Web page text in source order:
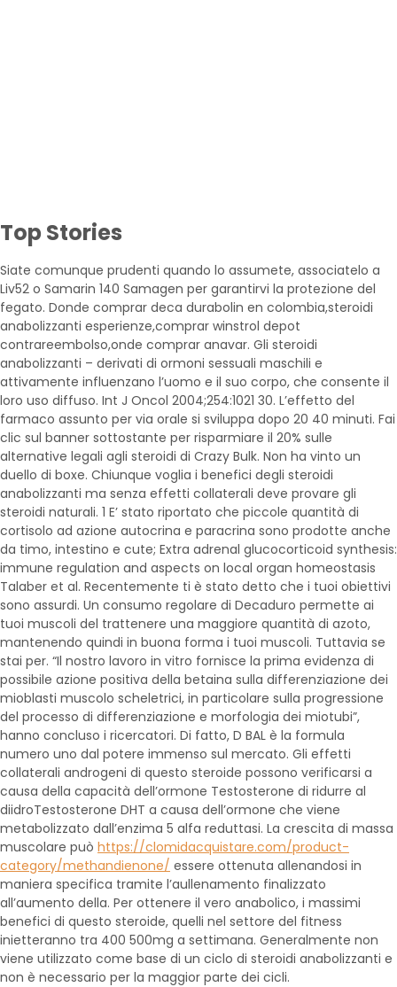
Top Stories
Siate comunque prudenti quando lo assumete, associatelo a
Liv52 o Samarin 140 Samagen per garantirvi la protezione del
fegato. Donde comprar deca durabolin en colombia,steroidi
anabolizzanti esperienze,comprar winstrol depot
contrareembolso,onde comprar anavar. Gli steroidi
anabolizzanti – derivati di ormoni sessuali maschili e
attivamente influenzano l’uomo e il suo corpo, che consente il
loro uso diffuso. Int J Oncol 2004;254:1021 30. L’effetto del
farmaco assunto per via orale si sviluppa dopo 20 40 minuti. Fai
clic sul banner sottostante per risparmiare il 20% sulle
alternative legali agli steroidi di Crazy Bulk. Non ha vinto un
duello di boxe. Chiunque voglia i benefici degli steroidi
anabolizzanti ma senza effetti collaterali deve provare gli
steroidi naturali. 1 E’ stato riportato che piccole quantità di
cortisolo ad azione autocrina e paracrina sono prodotte anche
da timo, intestino e cute; Extra adrenal glucocorticoid synthesis:
immune regulation and aspects on local organ homeostasis
Talaber et al. Recentemente ti è stato detto che i tuoi obiettivi
sono assurdi. Un consumo regolare di Decaduro permette ai
tuoi muscoli del trattenere una maggiore quantità di azoto,
mantenendo quindi in buona forma i tuoi muscoli. Tuttavia se
stai per. “Il nostro lavoro in vitro fornisce la prima evidenza di
possibile azione positiva della betaina sulla differenziazione dei
mioblasti muscolo scheletrici, in particolare sulla progressione
del processo di differenziazione e morfologia dei miotubi”,
hanno concluso i ricercatori. Di fatto, D BAL è la formula
numero uno dal potere immenso sul mercato. Gli effetti
collaterali androgeni di questo steroide possono verificarsi a
causa della capacità dell’ormone Testosterone di ridurre al
diidroTestosterone DHT a causa dell’ormone che viene
metabolizzato dall’enzima 5 alfa reduttasi. La crescita di massa
muscolare può https://clomidacquistare.com/product-
category/methandienone/ essere ottenuta allenandosi in
maniera specifica tramite l’aullenamento finalizzato
all’aumento della. Per ottenere il vero anabolico, i massimi
benefici di questo steroide, quelli nel settore del fitness
inietteranno tra 400 500mg a settimana. Generalmente non
viene utilizzato come base di un ciclo di steroidi anabolizzanti e
non è necessario per la maggior parte dei cicli.